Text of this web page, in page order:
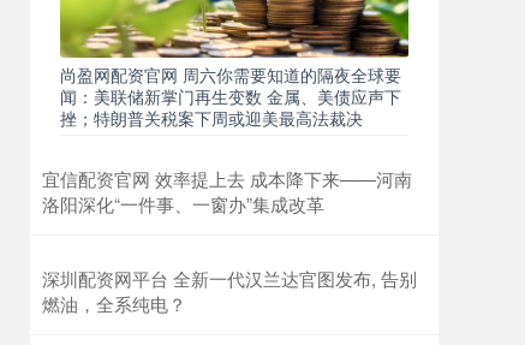
尚盈网配资官网 周六你需要知道的隔夜全球要
闻：美联储新掌门再生变数 金属、美债应声下
挫；特朗普关税案下周或迎美最高法裁决
宜信配资官网 效率提上去 成本降下来——河南
洛阳深化“一件事、一窗办”集成改革
深圳配资网平台 全新一代汉兰达官图发布, 告别
燃油，全系纯电？